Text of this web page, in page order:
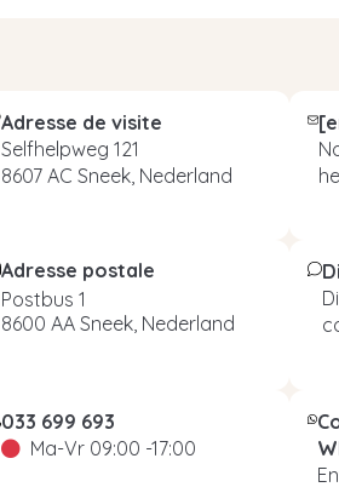
Adresse de visite
Selfhelpweg 121
8607 AC Sneek, Nederland
Adresse postale
Postbus 1
8600 AA Sneek, Nederland
033 699 693
Ma-Vr 09:00 -17:00